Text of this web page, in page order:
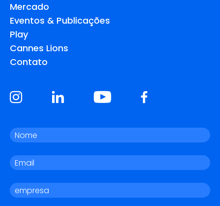
Mercado
Eventos & Publicações
Play
Cannes Lions
Contato